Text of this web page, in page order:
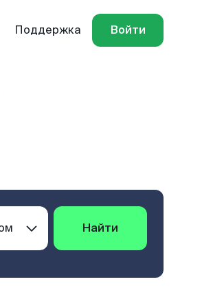
Поддержка Войти
Найти